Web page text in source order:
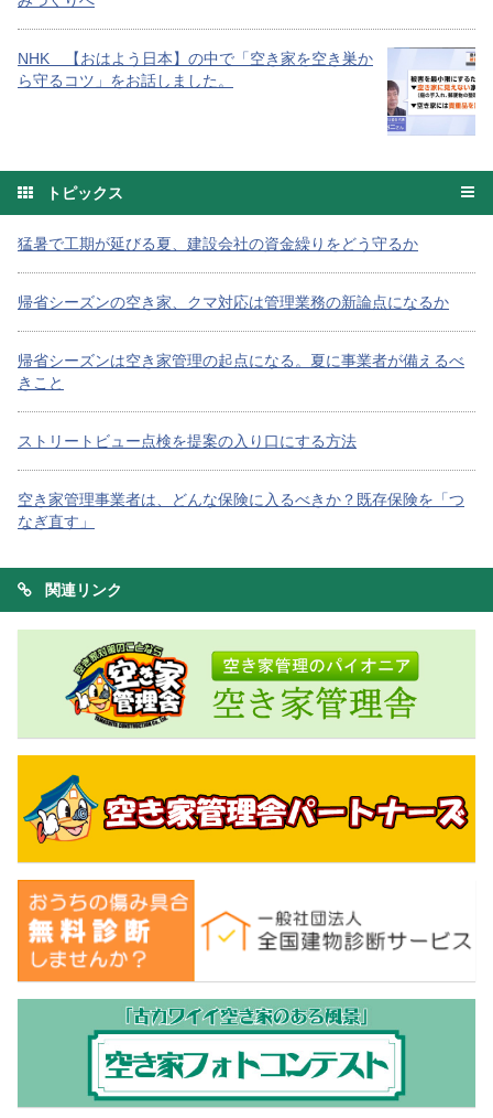
NHK 【おはよう日本】の中で「空き家を空き巣か
ら守るコツ」をお話しました。
トピックス
猛暑で工期が延びる夏、建設会社の資金繰りをどう守るか
帰省シーズンの空き家、クマ対応は管理業務の新論点になるか
帰省シーズンは空き家管理の起点になる。夏に事業者が備えるべ
きこと
ストリートビュー点検を提案の入り口にする方法
空き家管理事業者は、どんな保険に入るべきか？既存保険を「つ
なぎ直す」
関連リンク